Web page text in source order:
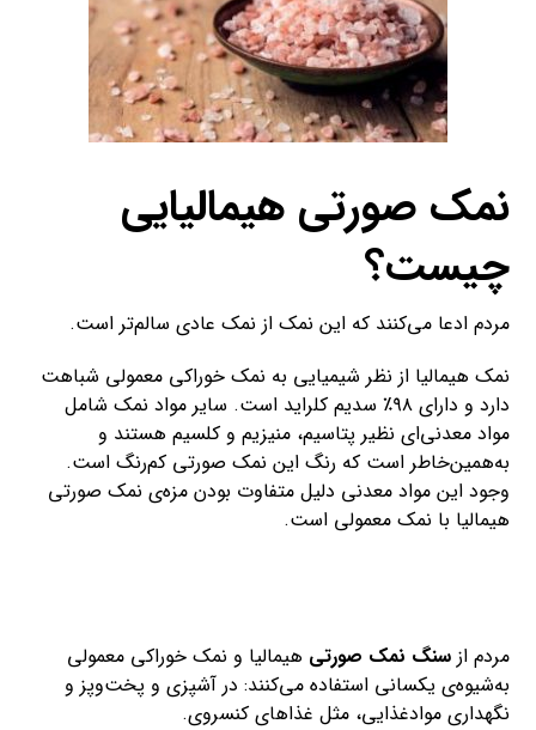
نمک صورتی هیمالیایی
چیست‌؟
مردم ادعا می‌کنند که این نمک از نمک‌ عادی سالم‌تر است.
نمک هیمالیا از نظر شیمیایی به نمک خوراکی معمولی شباهت
دارد و دارای ۹۸٪ سدیم کلراید است. سایر مواد نمک شامل
مواد‌ معدنی‌ای نظیر پتاسیم، منیزیم و کلسیم هستند و
به‌همین‌خاطر است که رنگ این نمک صورتی کم‌رنگ است.
وجود این مواد معدنی دلیل متفاوت بودن مزه‌ی نمک صورتی
هیمالیا با نمک‌ معمولی است.
مردم ازسنگ نمک صورتی هیمالیا و نمک خوراکی معمولی
به‌شیوه‌‌ی یکسانی استفاده می‌کنند: در آشپزی و پخت‌و‌پز و
نگهداری مواد‌غذایی، مثل غذاهای کنسروی.